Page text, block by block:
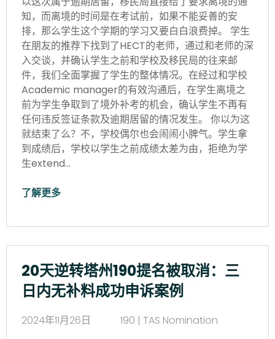
知，而离境的时间是在考试前，如果不能妥善的安
排，那么学生这个学期的学习又要白白浪费掉。 学生
在朋友的推荐下找到了HECT的老师，通过和老师的深
入交谈，并确认学生之前和学校及移民局的往来邮
件，我们全面掌握了学生的整体情况。在经过和学校
Academic manager的有效沟通后，在学生离境之
前为学生争取到了境外补考的机会，确认学生不再有
任何违反签证条款及逾期居留的情况发生。 你以为这
就结束了么？不，学校偶尔也会闹闹小脾气。学生拿
到成绩后，学校以学生之前成绩太差为由，拒绝为学
生extend…
了解更多
20天逆转塔州190提名被取消：三
日内无补料成功申诉案例
2024年11月26日
190 | TAS Nomination